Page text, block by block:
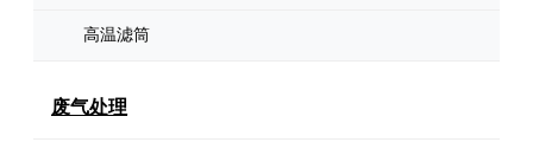
高温滤筒
废气处理